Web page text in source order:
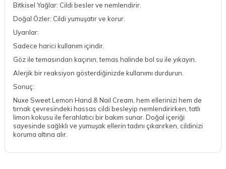
Bitkisel Yağlar: Cildi besler ve nemlendirir.
Doğal Özler: Cildi yumuşatır ve korur.
Uyarılar:
Sadece harici kullanım içindir.
Göz ile temasından kaçının, temas halinde bol su ile yıkayın.
Alerjik bir reaksiyon gösterdiğinizde kullanımı durdurun.
Sonuç:
Nuxe Sweet Lemon Hand & Nail Cream, hem ellerinizi hem de
tırnak çevresindeki hassas cildi besleyip nemlendirirken, tatlı
limon kokusu ile ferahlatıcı bir bakım sunar. Doğal içeriği
sayesinde sağlıklı ve yumuşak ellerin tadını çıkarırken, cildinizi
koruma altına alır.